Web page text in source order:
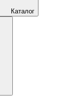
Каталог